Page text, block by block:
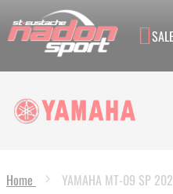
Home YAMAHA MT-09 SP